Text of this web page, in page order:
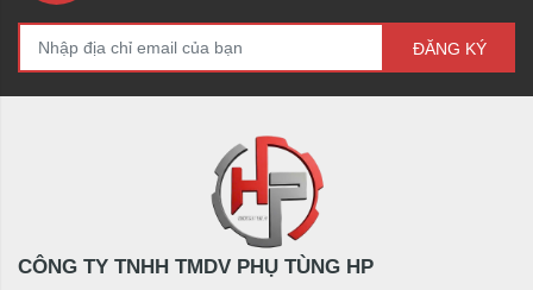
ĐĂNG KÝ
CÔNG TY TNHH TMDV PHỤ TÙNG HP